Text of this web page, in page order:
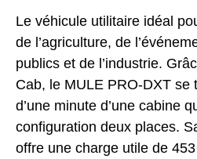
Le véhicule utilitaire idéal
de l’agriculture, de
publics et de l’industrie.
Cab, le MULE PRO-DXT se
d’une minute d’une cabine
configuration deux places.
offre une charge utile de